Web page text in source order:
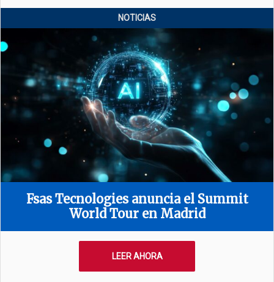
NOTICIAS
Fsas Tecnologies anuncia el Summit
World Tour en Madrid
LEER AHORA